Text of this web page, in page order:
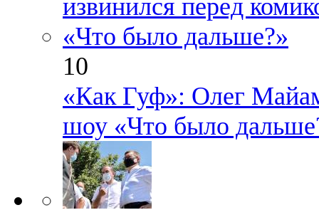
10
«Как Гуф»: Олег
шоу «Что было